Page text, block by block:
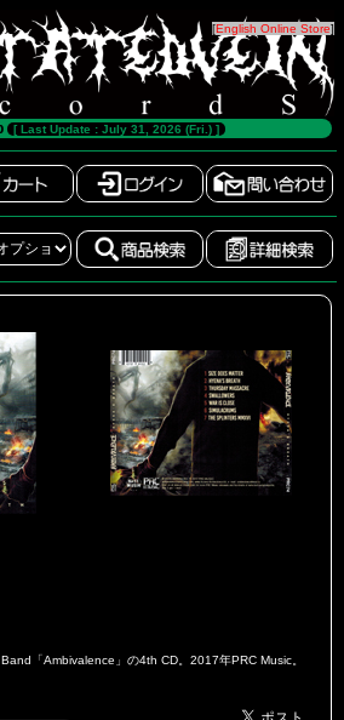
[English Online Store]
[ Last Update : July 31, 2026 (Fri.) ]
「Ambivalence」の4th CD。2017年PRC Music。